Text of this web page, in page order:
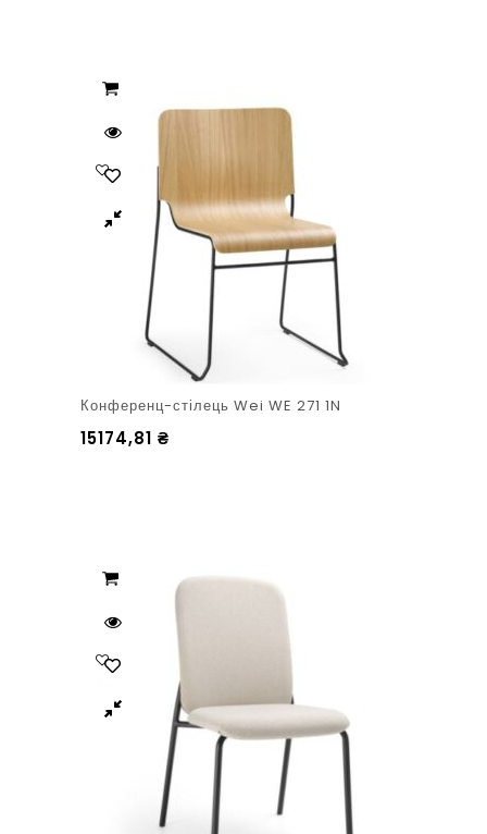
Конференц-стілець Wei WE 271 1N
15174,81 ₴